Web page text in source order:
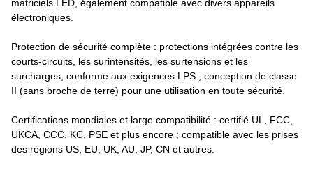
matriciels LED, également compatible avec divers appareils
électroniques.​
Protection de sécurité complète : protections intégrées contre les
courts-circuits, les surintensités, les surtensions et les
surcharges, conforme aux exigences LPS ; conception de classe
II (sans broche de terre) pour une utilisation en toute sécurité.​
Certifications mondiales et large compatibilité : certifié UL, FCC,
UKCA, CCC, KC, PSE et plus encore ; compatible avec les prises
des régions US, EU, UK, AU, JP, CN et autres.​